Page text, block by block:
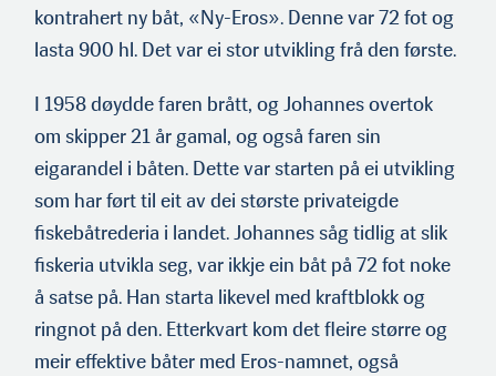
kontrahert ny båt, «Ny-Eros». Denne var 72 fot og
lasta 900 hl. Det var ei stor utvikling frå den første.
I 1958 døydde faren brått, og Johannes overtok
om skipper 21 år gamal, og også faren sin
eigarandel i båten. Dette var starten på ei utvikling
som har ført til eit av dei største privateigde
fiskebåtrederia i landet. Johannes såg tidlig at slik
fiskeria utvikla seg, var ikkje ein båt på 72 fot noke
å satse på. Han starta likevel med kraftblokk og
ringnot på den. Etterkvart kom det fleire større og
meir effektive båter med Eros-namnet, også